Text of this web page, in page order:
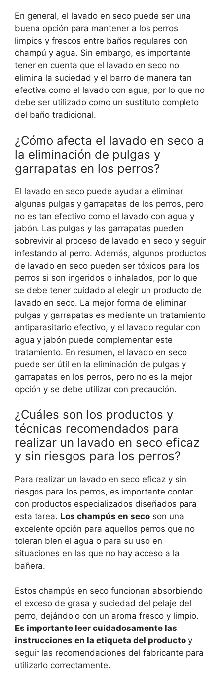
En general, el lavado en seco puede ser una
buena opción para mantener a los perros
limpios y frescos entre baños regulares con
champú y agua. Sin embargo, es importante
tener en cuenta que el lavado en seco no
elimina la suciedad y el barro de manera tan
efectiva como el lavado con agua, por lo que no
debe ser utilizado como un sustituto completo
del baño tradicional.
¿Cómo afecta el lavado en seco a
la eliminación de pulgas y
garrapatas en los perros?
El lavado en seco puede ayudar a eliminar
algunas pulgas y garrapatas de los perros, pero
no es tan efectivo como el lavado con agua y
jabón. Las pulgas y las garrapatas pueden
sobrevivir al proceso de lavado en seco y seguir
infestando al perro. Además, algunos productos
de lavado en seco pueden ser tóxicos para los
perros si son ingeridos o inhalados, por lo que
se debe tener cuidado al elegir un producto de
lavado en seco. La mejor forma de eliminar
pulgas y garrapatas es mediante un tratamiento
antiparasitario efectivo, y el lavado regular con
agua y jabón puede complementar este
tratamiento. En resumen, el lavado en seco
puede ser útil en la eliminación de pulgas y
garrapatas en los perros, pero no es la mejor
opción y se debe utilizar con precaución.
¿Cuáles son los productos y
técnicas recomendados para
realizar un lavado en seco eficaz
y sin riesgos para los perros?
Para realizar un lavado en seco eficaz y sin
riesgos para los perros, es importante contar
con productos especializados diseñados para
esta tarea. Los champús en seco son una
excelente opción para aquellos perros que no
toleran bien el agua o para su uso en
situaciones en las que no hay acceso a la
bañera.
Estos champús en seco funcionan absorbiendo
el exceso de grasa y suciedad del pelaje del
perro, dejándolo con un aroma fresco y limpio.
Es importante leer cuidadosamente las
instrucciones en la etiqueta del producto y
seguir las recomendaciones del fabricante para
utilizarlo correctamente.